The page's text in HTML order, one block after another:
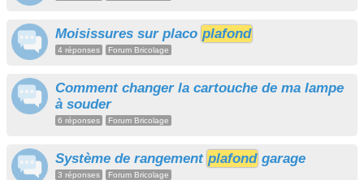
Moisissures sur placo plafond
4 réponses Forum Bricolage
Comment changer la cartouche de ma lampe
à souder
6 réponses Forum Bricolage
Système de rangement plafond garage
3 réponses Forum Bricolage